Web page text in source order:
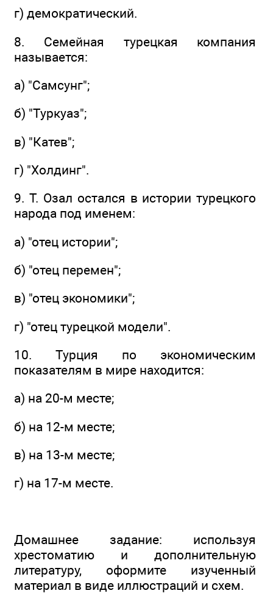
г) демократический.
8. Семейная турецкая компания
называется:
а) "Самсунг";
б) "Туркуаз";
в) "Катев";
г) "Холдинг".
9. Т. Озал остался в истории турецкого
народа под именем:
а) "отец истории";
б) "отец перемен";
в) "отец экономики";
г) "отец турецкой модели".
10. Турция по экономическим
показателям в мире находится:
а) на 20-м месте;
б) на 12-м месте;
в) на 13-м месте;
г) на 17-м месте.
Домашнее задание: используя
хрестоматию и дополнительную
литературу, оформите изученный
материал в виде иллюстраций и схем.